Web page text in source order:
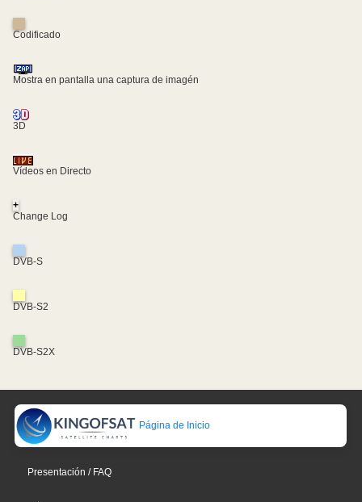
Codificado
Mostra en pantalla una captura de imagén
3D
Vídeos en Directo
+
Change Log
DVB-S
DVB-S2
DVB-S2X
Página de Inicio
Presentación / FAQ